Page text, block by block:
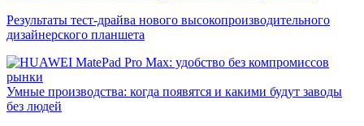
Результаты тест-драйва нового высокопроизводительного
дизайнерского планшета
рынки
Умные производства: когда появятся и какими будут заводы
без людей